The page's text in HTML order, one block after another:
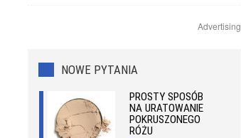
Advertising
NOWE PYTANIA
PROSTY SPOSÓB
NA URATOWANIE
POKRUSZONEGO
RÓŻU